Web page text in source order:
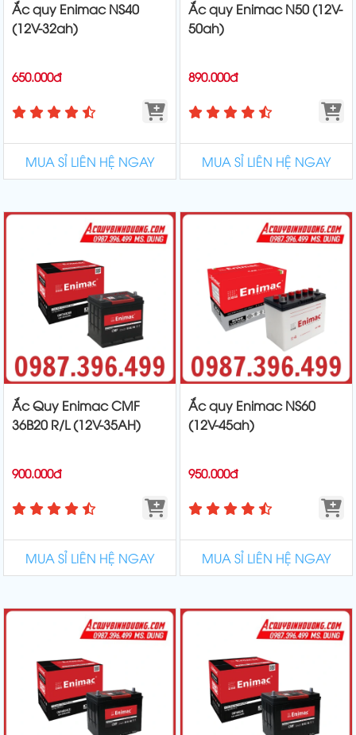
Ắc quy Enimac NS40
(12V-32ah)
650.000đ
MUA SỈ LIÊN HỆ NGAY
Ắc quy Enimac N50 (12V-
50ah)
890.000đ
MUA SỈ LIÊN HỆ NGAY
Ắc Quy Enimac CMF
36B20 R/L (12V-35AH)
900.000đ
MUA SỈ LIÊN HỆ NGAY
Ắc quy Enimac NS60
(12V-45ah)
950.000đ
MUA SỈ LIÊN HỆ NGAY